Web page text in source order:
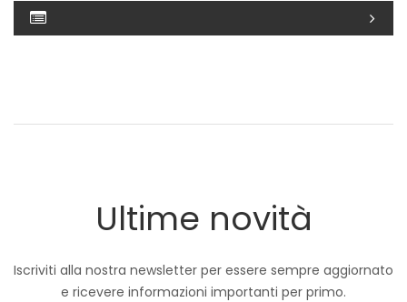
Ultime novità
Iscriviti alla nostra newsletter per essere sempre aggiornato
e ricevere informazioni importanti per primo.